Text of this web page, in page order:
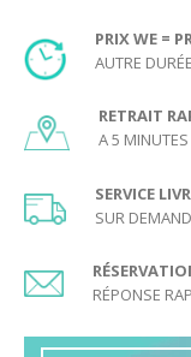
PRIX WE =
AUTRE
RETRAIT
A 5
SERVICE
SUR
RÉPONSE